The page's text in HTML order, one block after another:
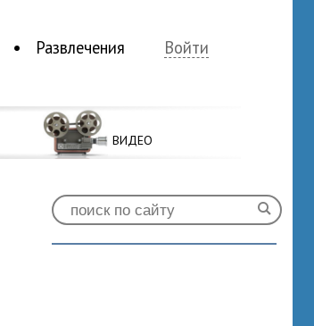
Развлечения Войти
ВИДЕО